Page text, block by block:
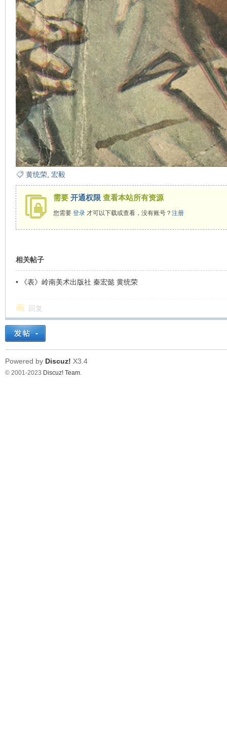
黄统荣, 宏毅
需要 开通权限 查看本站所有资源
您需要 登录才可以下载或查看，没有账号？ 注册
相关帖子
• 《表》岭南美术出版社 秦宏懿 黄统荣
回复
Powered by Discuz! X3.4
© 2001-2023 Discuz! Team.